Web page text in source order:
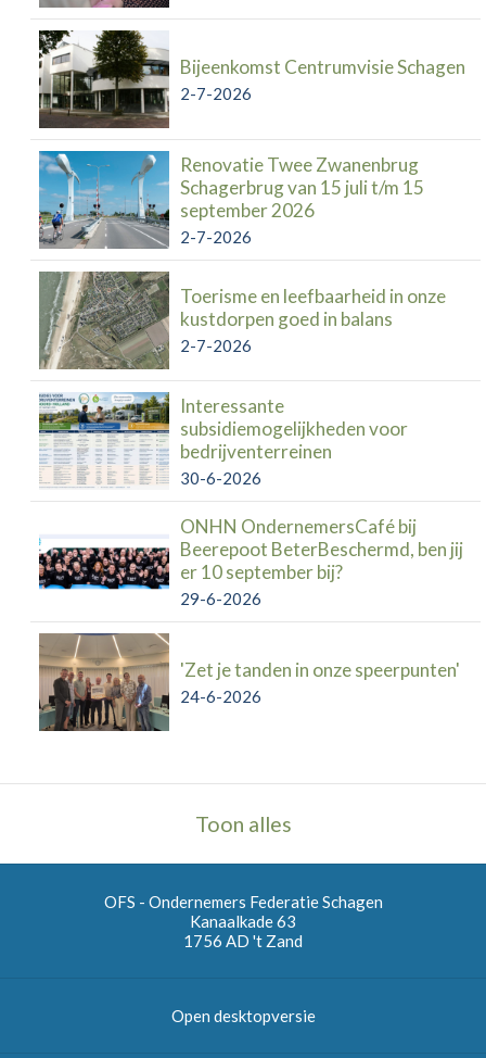
Bijeenkomst Centrumvisie Schagen
2-7-2026
Renovatie Twee Zwanenbrug
Schagerbrug van 15 juli t/m 15
september 2026
2-7-2026
Toerisme en leefbaarheid in onze
kustdorpen goed in balans
2-7-2026
Interessante
subsidiemogelijkheden voor
bedrijventerreinen
30-6-2026
ONHN OndernemersCafé bij
Beerepoot BeterBeschermd, ben jij
er 10 september bij?
29-6-2026
'Zet je tanden in onze speerpunten'
24-6-2026
Toon alles
OFS - Ondernemers Federatie Schagen
Kanaalkade 63
1756 AD 't Zand
Open desktopversie